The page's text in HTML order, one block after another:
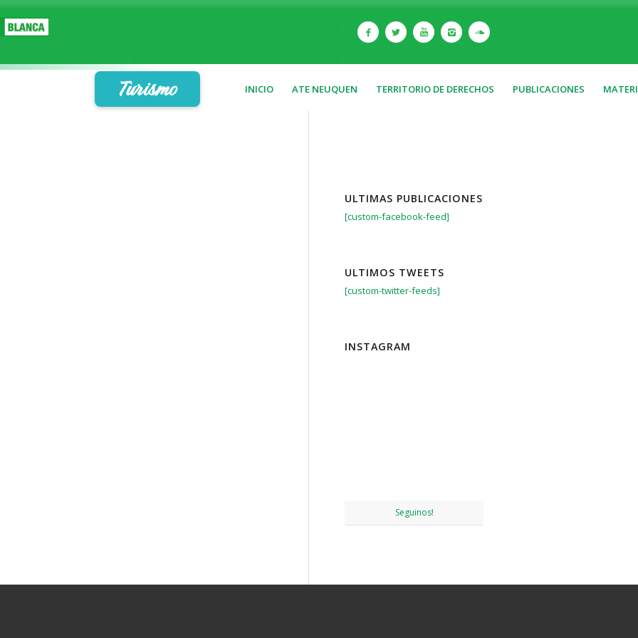
Turismo INICIO ATE NEUQUEN TERRITORIO DE DERECHOS PUBLICACIONES
ULTIMAS PUBLICACIONES
[custom-facebook-feed]
ULTIMOS TWEETS
[custom-twitter-feeds]
INSTAGRAM
Seguinos!